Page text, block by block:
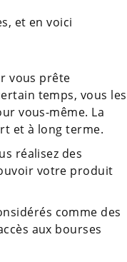
et en voici
vous prête
temps, vous les
vous-même. La
et à long terme.
réalisez des
votre produit
comme des
aux bourses